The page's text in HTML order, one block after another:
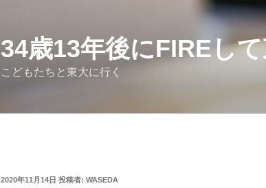
34歳13年後にFIREし
こどもたちと東大に行く
投
2020年11月14日 投稿者: WASEDA